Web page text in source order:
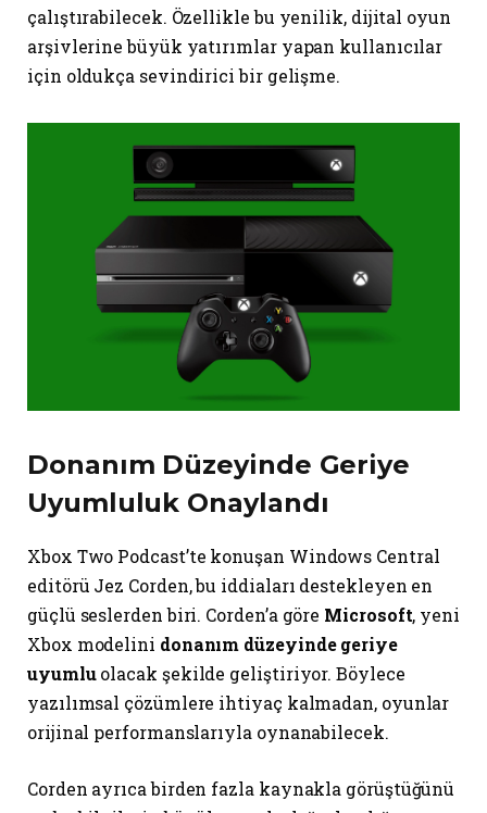
çalıştırabilecek. Özellikle bu yenilik, dijital oyun
arşivlerine büyük yatırımlar yapan kullanıcılar
için oldukça sevindirici bir gelişme.
Donanım Düzeyinde Geriye
Uyumluluk Onaylandı
Xbox Two Podcast’te konuşan Windows Central
editörü Jez Corden, bu iddiaları destekleyen en
güçlü seslerden biri. Corden’a göre Microsoft, yeni
Xbox modelini donanım düzeyinde geriye
uyumluolacak şekilde geliştiriyor. Böylece
yazılımsal çözümlere ihtiyaç kalmadan, oyunlar
orijinal performanslarıyla oynanabilecek.
Corden ayrıca birden fazla kaynakla görüştüğünü